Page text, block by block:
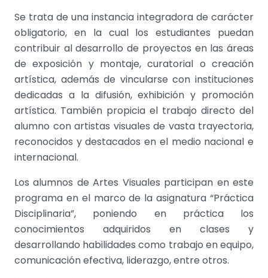
Se trata de una instancia integradora de carácter
obligatorio, en la cual los estudiantes puedan
contribuir al desarrollo de proyectos en las áreas
de exposición y montaje, curatorial o creación
artística, además de vincularse con instituciones
dedicadas a la difusión, exhibición y promoción
artística. También propicia el trabajo directo del
alumno con artistas visuales de vasta trayectoria,
reconocidos y destacados en el medio nacional e
internacional.
Los alumnos de Artes Visuales participan en este
programa en el marco de la asignatura “Práctica
Disciplinaria”, poniendo en práctica los
conocimientos adquiridos en clases y
desarrollando habilidades como trabajo en equipo,
comunicación efectiva, liderazgo, entre otros.